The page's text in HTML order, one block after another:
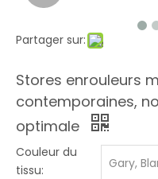
Partager sur:
Stores enrouleurs
contemporaines,
optimale
Couleur du
tissu:
Gary,